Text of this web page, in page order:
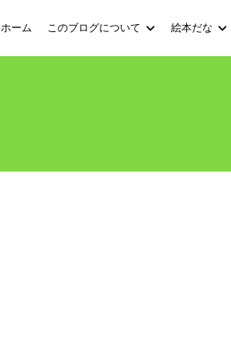
ホーム このブログについて 絵本だな